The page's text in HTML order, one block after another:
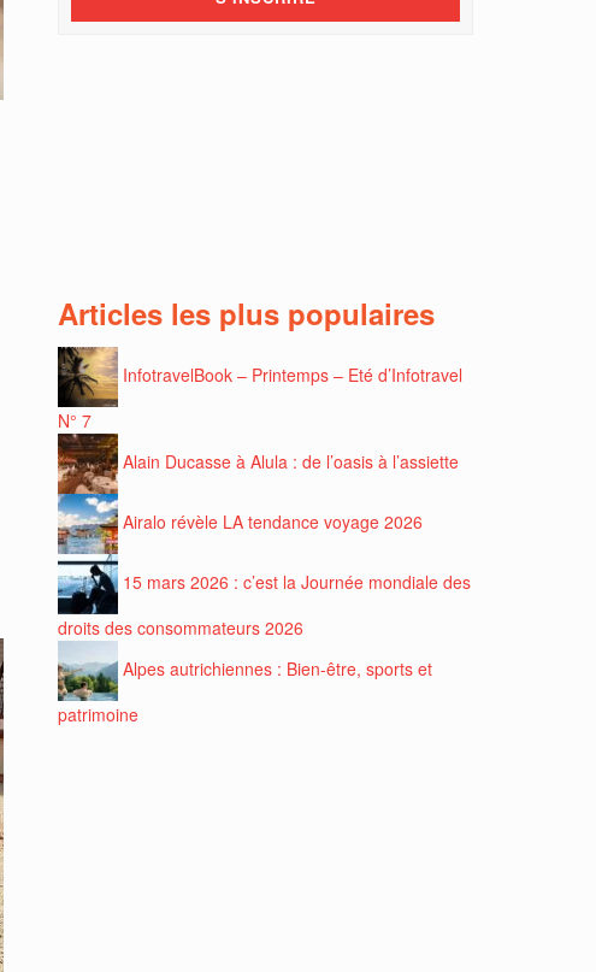
Articles les plus populaires
InfotravelBook – Printemps – Eté d’Infotravel
N° 7
Alain Ducasse à Alula : de l’oasis à l’assiette
Airalo révèle LA tendance voyage 2026
15 mars 2026 : c’est la Journée mondiale des
droits des consommateurs 2026
Alpes autrichiennes : Bien-être, sports et
patrimoine